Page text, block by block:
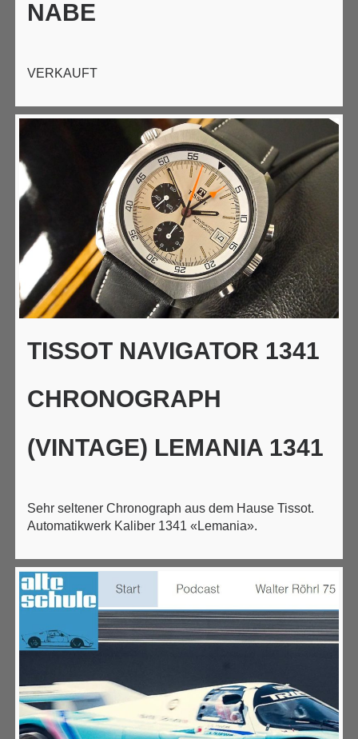
NABE
VERKAUFT
TISSOT NAVIGATOR 1341
CHRONOGRAPH
(VINTAGE) LEMANIA 1341
Sehr seltener Chronograph aus dem Hause Tissot.
Automatikwerk Kaliber 1341 «Lemania».